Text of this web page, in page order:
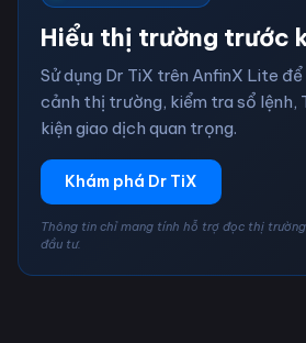
Hiểu thị trường trước
Sử dụng Dr TiX trên AnfinX Lite
cảnh thị trường, kiểm tra sổ lệnh,
kiện giao dịch quan trọng.
Khám phá Dr TiX
Thông tin chỉ mang tính hỗ trợ đọc thị
đầu tư.